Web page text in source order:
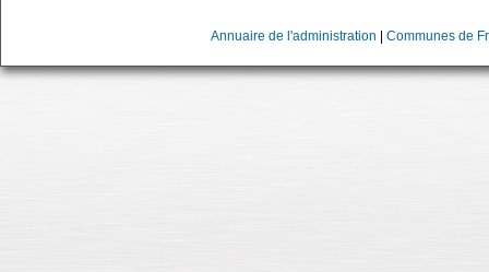
Annuaire de l'administration Communes de